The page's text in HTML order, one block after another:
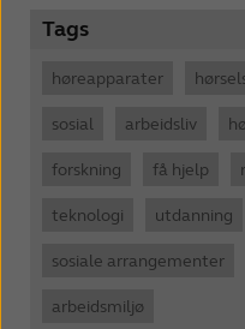
Tags
høreapparater
sosial arbeidsliv
forskning få hjelp
teknologi utdanning
sosiale arrangementer
arbeidsmiljø